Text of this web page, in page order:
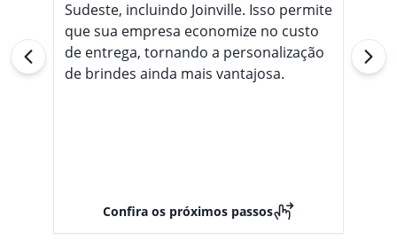
Sudeste, incluindo Joinville. Isso permite
que sua empresa economize no custo
de entrega, tornando a personalização
de brindes ainda mais vantajosa.
Confira os próximos passos